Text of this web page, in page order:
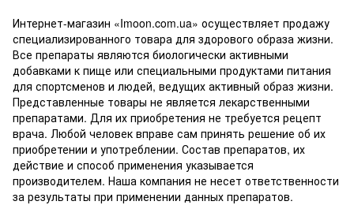
Интернет-магазин «Imoon.com.ua» осуществляет продажу
специализированного товара для здорового образа жизни.
Все препараты являются биологически активными
добавками к пище или специальными продуктами питания
для спортсменов и людей, ведущих активный образ жизни.
Представленные товары не является лекарственными
препаратами. Для их приобретения не требуется рецепт
врача. Любой человек вправе сам принять решение об их
приобретении и употреблении. Состав препаратов, их
действие и способ применения указывается
производителем. Наша компания не несет ответственности
за результаты при применении данных препаратов.